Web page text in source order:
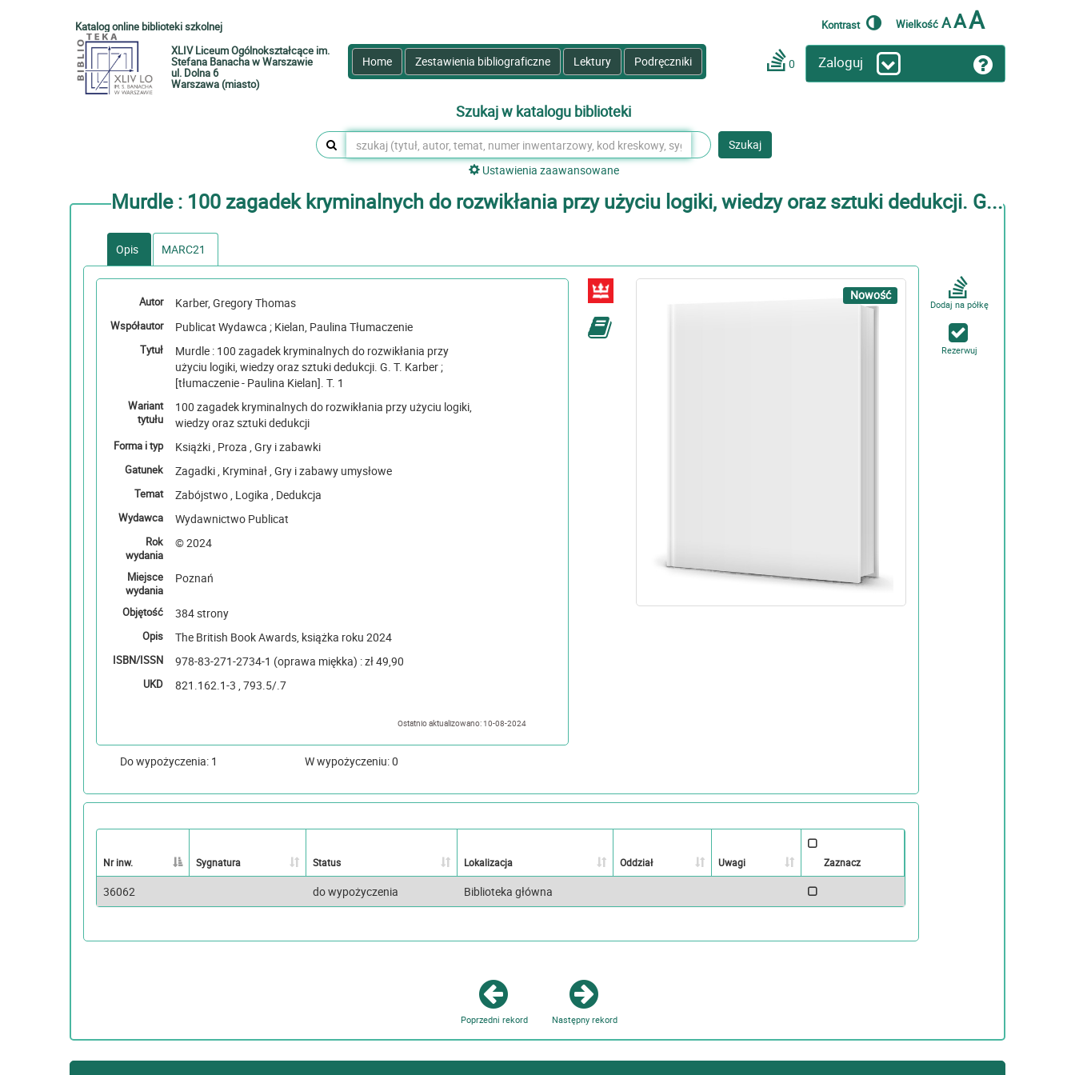
Katalog online biblioteki szkolnej Kontrast Wielkość AAA
XLIV Liceum Ogólnokształcące im.
Stefana Banacha w Warszawie
ul. Dolna 6
Warszawa (miasto)
Home Zestawienia bibliograficzne Lektury Podręczniki 0 Zaloguj
Szukaj w katalogu biblioteki
Szukaj
Ustawienia zaawansowane
Murdle : 100 zagadek kryminalnych do rozwikłania przy użyciu logiki, wiedzy oraz sztuki dedukcji. G...
Opis MARC21
Autor Karber, Gregory Thomas
Współautor Publicat Wydawca ; Kielan, Paulina Tłumaczenie
Tytuł
Murdle : 100 zagadek kryminalnych do rozwikłania przy
użyciu logiki, wiedzy oraz sztuki dedukcji. G. T. Karber ;
[tłumaczenie - Paulina Kielan]. T. 1
Wariant
tytułu
100 zagadek kryminalnych do rozwikłania przy użyciu logiki,
wiedzy oraz sztuki dedukcji
Forma i typ Książki , Proza , Gry i zabawki
Gatunek Zagadki , Kryminał , Gry i zabawy umysłowe
Temat Zabójstwo , Logika , Dedukcja
Wydawca Wydawnictwo Publicat
Rok
wydania
© 2024
Miejsce
wydania
Poznań
Objętość 384 strony
Opis The British Book Awards, książka roku 2024
ISBN/ISSN 978-83-271-2734-1 (oprawa miękka) : zł 49,90
UKD 821.162.1-3 , 793.5/.7
Ostatnio aktualizowano: 10-08-2024
Nowość
Do wypożyczenia: 1 W wypożyczeniu: 0
Dodaj na półkę
Rezerwuj
Nr inw. Sygnatura Status Lokalizacja Oddział Uwagi Zaznacz
36062 do wypożyczenia Biblioteka główna
Poprzedni rekord Następny rekord